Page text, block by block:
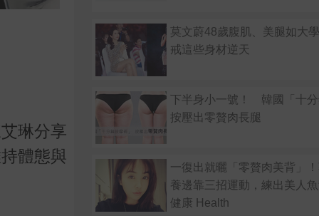
琳分享
體態與
莫文蔚48歲腹肌、美腿如大
戒這些身材逆天
下半身小一號！ 韓國「十
按壓出零贅肉長腿
一復出就曬「零贅肉美背」
養邊靠三招運動，練出美人
健康 Health